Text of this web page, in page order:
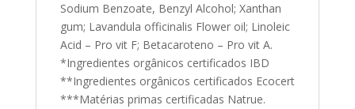
Sodium Benzoate, Benzyl Alcohol; Xanthan
gum; Lavandula officinalis Flower oil; Linoleic
Acid – Pro vit F; Betacaroteno – Pro vit A.
*Ingredientes orgânicos certificados IBD
**Ingredientes orgânicos certificados Ecocert
***Matérias primas certificadas Natrue.